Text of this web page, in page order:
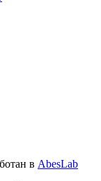
в AbesLab